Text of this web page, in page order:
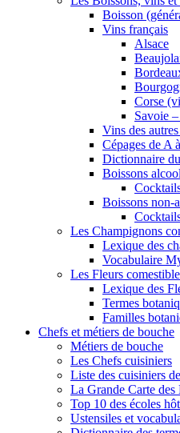
Boisson
Vins français
Alsace
Corse
Savoie
Vins des
Cépages de A
Dictionnaire
Boissons
Boissons non-
Les Champignons
Lexique des
Vocabulaire
Les Fleurs
Lexique des
Termes
Familles
Chefs et métiers de bouche
Métiers de bouche
Les Chefs cuisiniers
Liste des cuisiniers
La Grande Carte des
Top 10 des écoles
Ustensiles et